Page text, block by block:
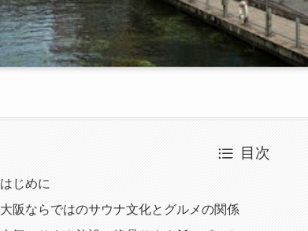
目次
はじめに
大阪ならではのサウナ文化とグルメの関係